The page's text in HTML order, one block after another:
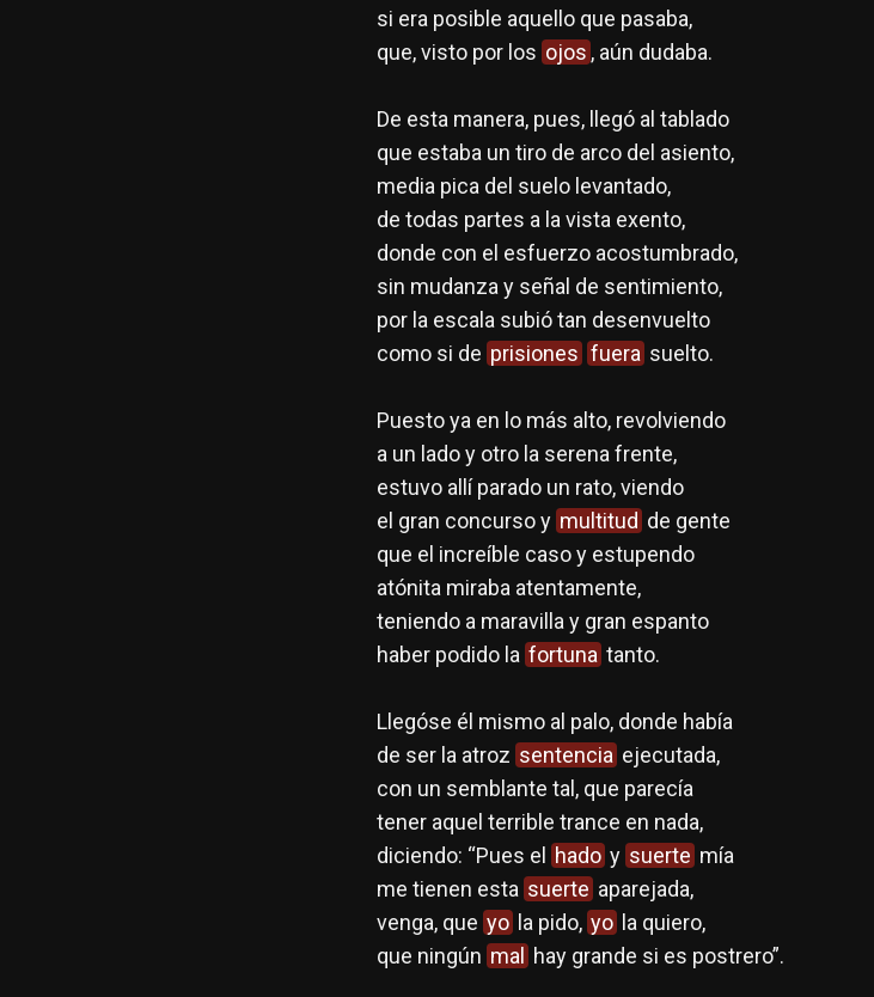
si era posible aquello que pasaba,
que, visto por los ojos , aún dudaba.
De esta manera, pues, llegó al tablado
que estaba un tiro de arco del asiento,
media pica del suelo levantado,
de todas partes a la vista exento,
donde con el esfuerzo acostumbrado,
sin mudanza y señal de sentimiento,
por la escala subió tan desenvuelto
como si de prisiones fuera suelto.
Puesto ya en lo más alto, revolviendo
a un lado y otro la serena frente,
estuvo allí parado un rato, viendo
el gran concurso y multitud de gente
que el increíble caso y estupendo
atónita miraba atentamente,
teniendo a maravilla y gran espanto
haber podido la fortuna tanto.
Llegóse él mismo al palo, donde había
de ser la atroz sentencia ejecutada,
con un semblante tal, que parecía
tener aquel terrible trance en nada,
diciendo: “Pues el
hado y suerte mía
me tienen esta suerte aparejada,
venga, que yo la pido, yo la quiero,
que ningún mal hay grande si es postrero”.